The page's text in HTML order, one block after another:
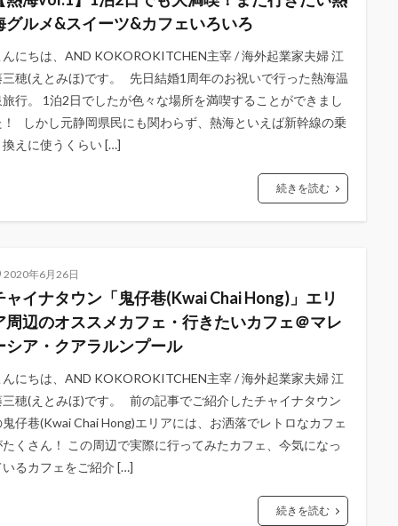
グルメ&スイーツ&カフェいろいろ
んにちは、AND KOKOROKITCHEN主宰 / 海外起業家夫婦 江
三穂(えとみほ)です。 先日結婚1周年のお祝いで行った熱海温
旅行。 1泊2日でしたが色々な場所を満喫することができまし
！ しかし元静岡県民にも関わらず、熱海といえば新幹線の乗
換えに使うくらい […]
続きを読む
2020年6月26日
ャイナタウン「鬼仔巷(Kwai Chai Hong)」エリ
周辺のオススメカフェ・行きたいカフェ＠マレ
シア・クアラルンプール
んにちは、AND KOKOROKITCHEN主宰 / 海外起業家夫婦 江
三穂(えとみほ)です。 前の記事でご紹介したチャイナタウン
鬼仔巷(Kwai Chai Hong)エリアには、お洒落でレトロなカフェ
たくさん！ この周辺で実際に行ってみたカフェ、今気になっ
いるカフェをご紹介 […]
続きを読む